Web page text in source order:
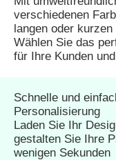
verschiedenen
langen oder kurzen
Wählen Sie das
für Ihre Kunden
Schnelle und
Personalisierung
Laden Sie Ihr
gestalten Sie Ihre
wenigen Sekunden